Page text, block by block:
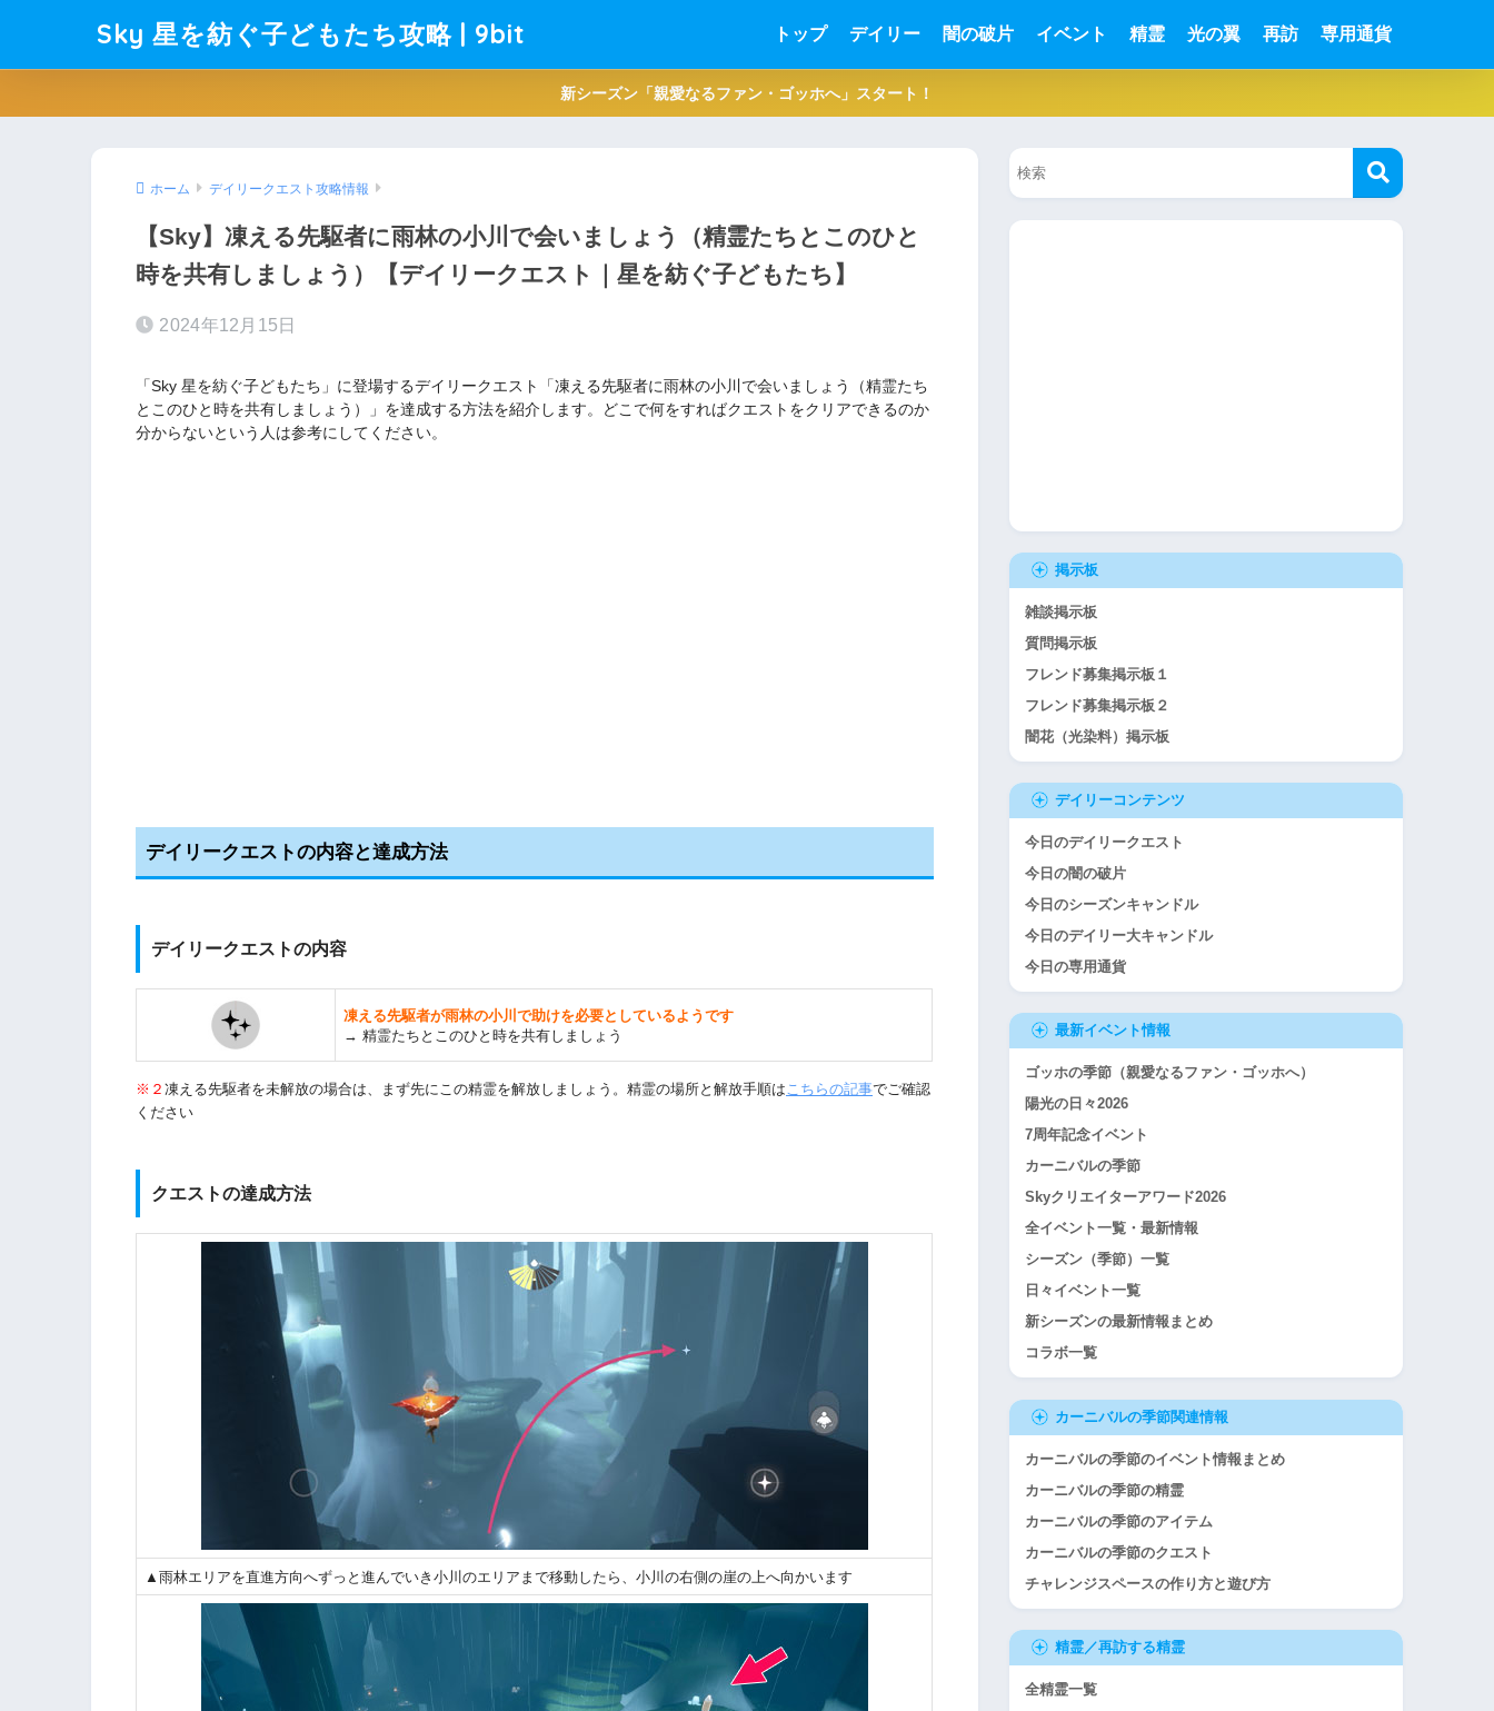
Sky 星を紡ぐ子どもたち攻略 | 9bit トップ デイリー 闇の破片 イベント 精霊 光の翼 再訪 専用通貨
新シーズン「親愛なるファン・ゴッホへ」スタート！
ホーム デイリークエスト攻略情報
【Sky】凍える先駆者に雨林の小川で会いましょう（精霊たちとこのひと
時を共有しましょう）【デイリークエスト｜星を紡ぐ子どもたち】
2024年12月15日
「Sky 星を紡ぐ子どもたち」に登場するデイリークエスト「凍える先駆者に雨林の小川で会いましょう（精霊たち
とこのひと時を共有しましょう）」を達成する方法を紹介します。どこで何をすればクエストをクリアできるのか
分からないという人は参考にしてください。
デイリークエストの内容と達成方法
デイリークエストの内容
凍える先駆者が雨林の小川で助けを必要としているようです
→ 精霊たちとこのひと時を共有しましょう
※２ 凍える先駆者を未解放の場合は、まず先にこの精霊を解放しましょう。精霊の場所と解放手順はこちらの記事でご確認
ください
クエストの達成方法
▲雨林エリアを直進方向へずっと進んでいき小川のエリアまで移動したら、小川の右側の崖の上へ向かいます
掲示板
雑談掲示板
質問掲示板
フレンド募集掲示板１
フレンド募集掲示板２
闇花（光染料）掲示板
デイリーコンテンツ
今日のデイリークエスト
今日の闇の破片
今日のシーズンキャンドル
今日のデイリー大キャンドル
今日の専用通貨
最新イベント情報
ゴッホの季節（親愛なるファン・ゴッホへ）
陽光の日々2026
7周年記念イベント
カーニバルの季節
Skyクリエイターアワード2026
全イベント一覧・最新情報
シーズン（季節）一覧
日々イベント一覧
新シーズンの最新情報まとめ
コラボ一覧
カーニバルの季節関連情報
カーニバルの季節のイベント情報まとめ
カーニバルの季節の精霊
カーニバルの季節のアイテム
カーニバルの季節のクエスト
チャレンジスペースの作り方と遊び方
精霊／再訪する精霊
全精霊一覧